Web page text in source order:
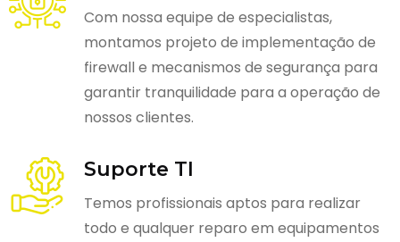
Com nossa equipe de especialistas,
montamos projeto de implementação de
firewall e mecanismos de segurança para
garantir tranquilidade para a operação de
nossos clientes.
Suporte TI
Temos profissionais aptos para realizar
todo e qualquer reparo em equipamentos